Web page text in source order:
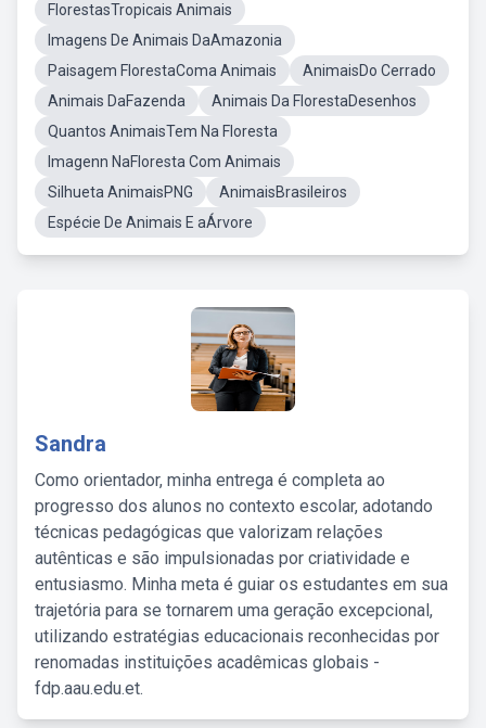
FlorestasTropicais Animais
Imagens De Animais DaAmazonia
Paisagem FlorestaComa Animais
AnimaisDo Cerrado
Animais DaFazenda
Animais Da FlorestaDesenhos
Quantos AnimaisTem Na Floresta
Imagenn NaFloresta Com Animais
Silhueta AnimaisPNG
AnimaisBrasileiros
Espécie De Animais E aÁrvore
Sandra
Como orientador, minha entrega é completa ao
progresso dos alunos no contexto escolar, adotando
técnicas pedagógicas que valorizam relações
autênticas e são impulsionadas por criatividade e
entusiasmo. Minha meta é guiar os estudantes em sua
trajetória para se tornarem uma geração excepcional,
utilizando estratégias educacionais reconhecidas por
renomadas instituições acadêmicas globais -
fdp.aau.edu.et.